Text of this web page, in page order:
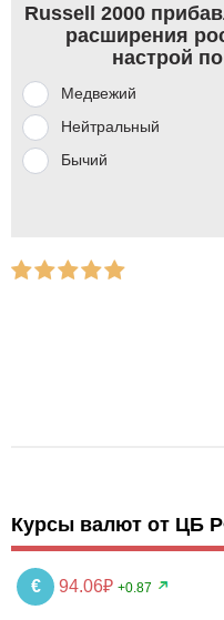
Russell 2000
расширения
настрой
Медвежий
Нейтральный
Бычий
Курсы валют от ЦБ
€ 94.06₽ +0.87